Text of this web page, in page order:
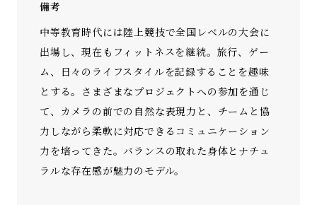
備考
中等教育時代には陸上競技で全国レベルの大会に
出場し、現在もフィットネスを継続。旅行、ゲー
ム、日々のライフスタイルを記録することを趣味
とする。さまざまなプロジェクトへの参加を通じ
て、カメラの前での自然な表現力と、チームと協
力しながら柔軟に対応できるコミュニケーション
力を培ってきた。バランスの取れた身体とナチュ
ラルな存在感が魅力のモデル。